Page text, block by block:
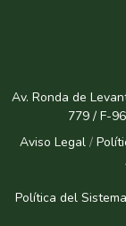
Av. Ronda de
779 / F-
Aviso Legal /
Política del